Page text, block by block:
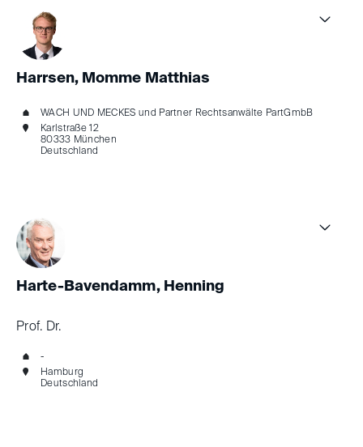
Harrsen, Momme Matthias
WACH UND MECKES und Partner Rechtsanwälte PartGmbB
Karlstraße 12
80333 München
Deutschland
Harte-Bavendamm, Henning
Prof. Dr.
-
Hamburg
Deutschland